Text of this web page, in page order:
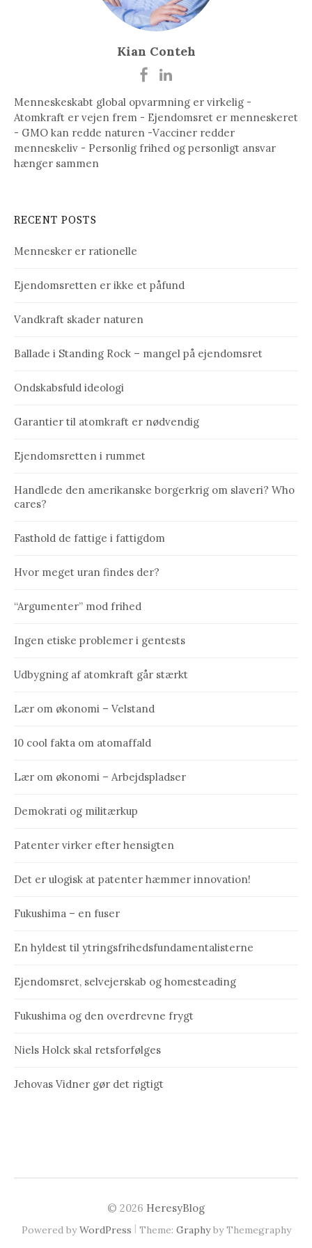
Kian Conteh
Menneskeskabt global opvarmning er virkelig -
Atomkraft er vejen frem - Ejendomsret er menneskeret
- GMO kan redde naturen -Vacciner redder
menneskeliv - Personlig frihed og personligt ansvar
hænger sammen
RECENT POSTS
Mennesker er rationelle
Ejendomsretten er ikke et påfund
Vandkraft skader naturen
Ballade i Standing Rock – mangel på ejendomsret
Ondskabsfuld ideologi
Garantier til atomkraft er nødvendig
Ejendomsretten i rummet
Handlede den amerikanske borgerkrig om slaveri? Who
cares?
Fasthold de fattige i fattigdom
Hvor meget uran findes der?
“Argumenter” mod frihed
Ingen etiske problemer i gentests
Udbygning af atomkraft går stærkt
Lær om økonomi – Velstand
10 cool fakta om atomaffald
Lær om økonomi – Arbejdspladser
Demokrati og militærkup
Patenter virker efter hensigten
Det er ulogisk at patenter hæmmer innovation!
Fukushima – en fuser
En hyldest til ytringsfrihedsfundamentalisterne
Ejendomsret, selvejerskab og homesteading
Fukushima og den overdrevne frygt
Niels Holck skal retsforfølges
Jehovas Vidner gør det rigtigt
© 2026 HeresyBlog
Powered byWordPress | Theme: Graphyby Themegraphy